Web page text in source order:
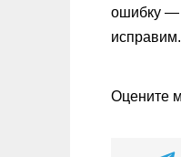
ошибку —
исправим.
Оцените